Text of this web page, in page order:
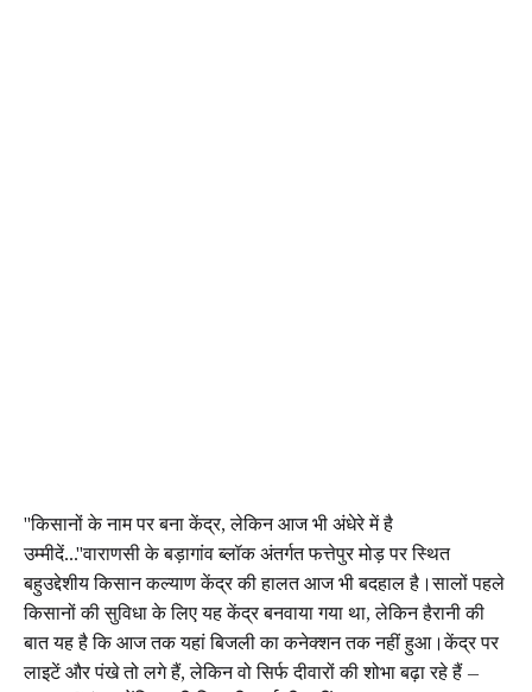
"किसानों के नाम पर बना केंद्र, लेकिन आज भी अंधेरे में है
उम्मीदें..."वाराणसी के बड़ागांव ब्लॉक अंतर्गत फत्तेपुर मोड़ पर स्थित
बहुउद्देशीय किसान कल्याण केंद्र की हालत आज भी बदहाल है।सालों पहले
किसानों की सुविधा के लिए यह केंद्र बनवाया गया था, लेकिन हैरानी की
बात यह है कि आज तक यहां बिजली का कनेक्शन तक नहीं हुआ।केंद्र पर
लाइटें और पंखे तो लगे हैं, लेकिन वो सिर्फ दीवारों की शोभा बढ़ा रहे हैं —